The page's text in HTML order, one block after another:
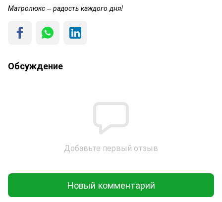
Матролюкс – радость каждого дня!
Обсуждение
Добавьте первый отзыв
Новый комментарий